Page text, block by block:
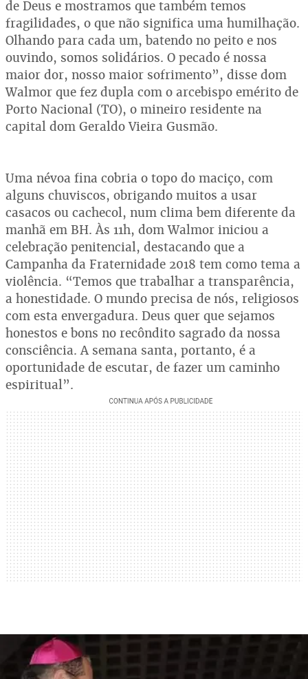
de Deus e mostramos que também temos
fragilidades, o que não significa uma humilhação.
Olhando para cada um, batendo no peito e nos
ouvindo, somos solidários. O pecado é nossa
maior dor, nosso maior sofrimento”, disse dom
Walmor que fez dupla com o arcebispo emérito de
Porto Nacional (TO), o mineiro residente na
capital dom Geraldo Vieira Gusmão.
Uma névoa fina cobria o topo do maciço, com
alguns chuviscos, obrigando muitos a usar
casacos ou cachecol, num clima bem diferente da
manhã em BH. Às 11h, dom Walmor iniciou a
celebração penitencial, destacando que a
Campanha da Fraternidade 2018 tem como tema a
violência. “Temos que trabalhar a transparência,
a honestidade. O mundo precisa de nós, religiosos
com esta envergadura. Deus quer que sejamos
honestos e bons no recôndito sagrado da nossa
consciência. A semana santa, portanto, é a
oportunidade de escutar, de fazer um caminho
espiritual”.